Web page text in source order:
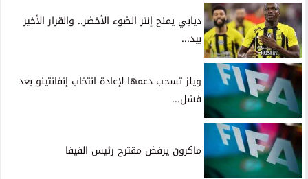
ديابي يمنح إنتر الضوء الأخضر.. والقرار الأخير
بيد...
ويلز تسحب دعمها لإعادة انتخاب إنفانتينو بعد
فشل...
ماكرون يرفض مقترح رئيس الفيفا